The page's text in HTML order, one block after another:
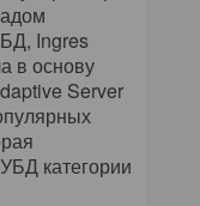
Ingres
в основу
Server
категории